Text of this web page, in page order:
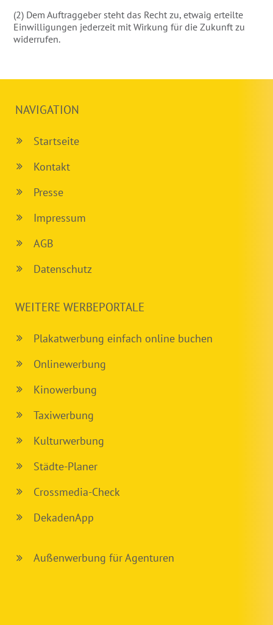
(2) Dem Auftraggeber steht das Recht zu, etwaig erteilte
Einwilligungen jederzeit mit Wirkung für die Zukunft zu
widerrufen.
NAVIGATION
Startseite
Kontakt
Presse
Impressum
AGB
Datenschutz
WEITERE WERBEPORTALE
Plakatwerbung einfach online buchen
Onlinewerbung
Kinowerbung
Taxiwerbung
Kulturwerbung
Städte-Planer
Crossmedia-Check
DekadenApp
Außenwerbung für Agenturen